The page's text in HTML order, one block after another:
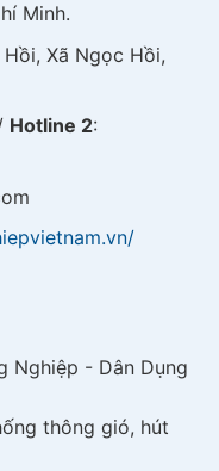
Minh.
Xã Ngọc Hồi,
Hotline 2:
Nghiệp - Dân Dụng
thông gió, hút